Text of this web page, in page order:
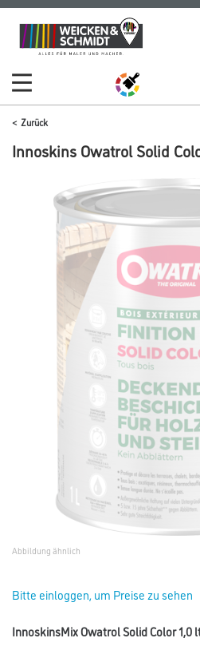
Zum
Inhalt
Zum
Navigationsmenü
Zurück
Innoskins Owatrol Solid
Abbildung ähnlich
Bitte einloggen, um Preise zu sehen
InnoskinsMix Owatrol Solid Color 1,0